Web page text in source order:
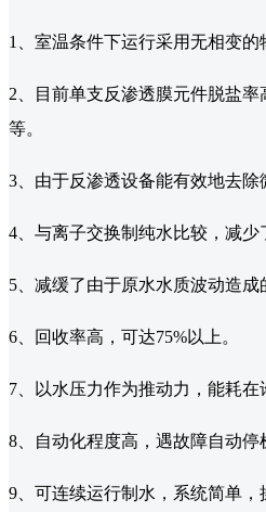
1、室温条件下运行采用无相变的
2、目前单支反渗透膜元件脱盐
等。
3、由于反渗透设备能有效地去除
4、与离子交换制纯水比较，减
5、减缓了由于原水水质波动造
6、回收率高，可达75%以上。
7、以水压力作为推动力，能耗在
8、自动化程度高，遇故障自动停
9、可连续运行制水，系统简单，